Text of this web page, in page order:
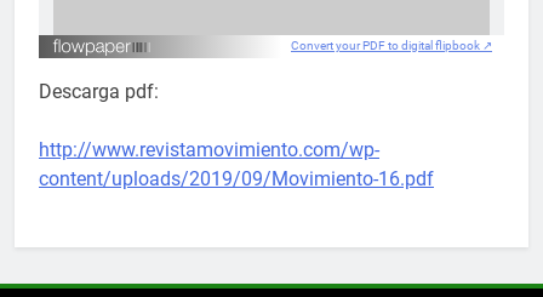
Convert your PDF to digital flipbook ↗
Descarga pdf:
http://www.revistamovimiento.com/wp-
content/uploads/2019/09/Movimiento-16.pdf